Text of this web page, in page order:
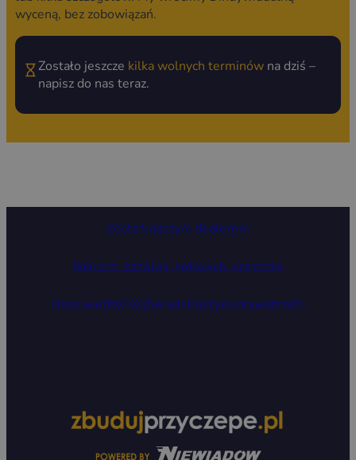
wyceną, bez zobowiązań.
Zostało jeszcze kilka wolnych terminówna dziś –
napisz do nas teraz.
Zostań naszym dealerem
Pobierz katalog gotowych przyczep
Baza wiedzyFAQSerwisPolityka prywatności